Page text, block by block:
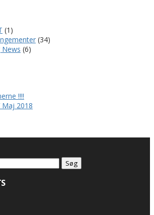
(1)
(34)
News (6)
!!!!
2018